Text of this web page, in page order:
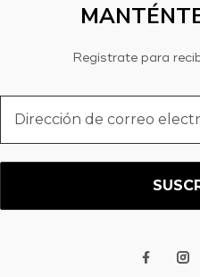
Regístrate para